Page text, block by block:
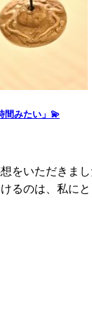
間みたい」💫
をいただきま
るのは、私に